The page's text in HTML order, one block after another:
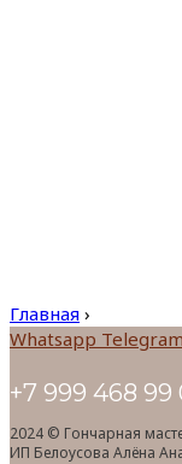
Главная ›
Whatsapp
+7 999 468 99
2024 © Гончарная
ИП Белоусова Алёна